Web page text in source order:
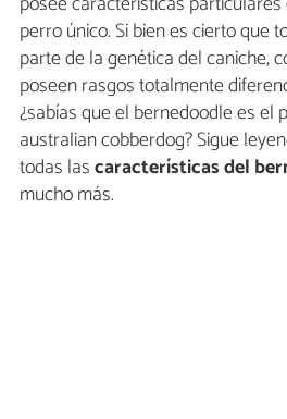
perro único. Si bien es cierto que
parte de la genética del caniche,
poseen rasgos totalmente
¿sabías que el bernedoodle es el
australian cobberdog? Sigue
todas lascaracterísticas del
mucho más.